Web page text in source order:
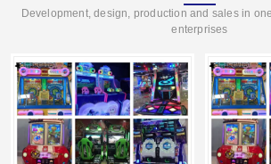
Development, design, production and sales in
enterprises